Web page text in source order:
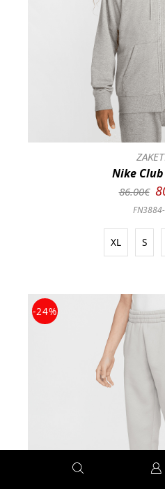
Nike
86.00€
XL S
-24%